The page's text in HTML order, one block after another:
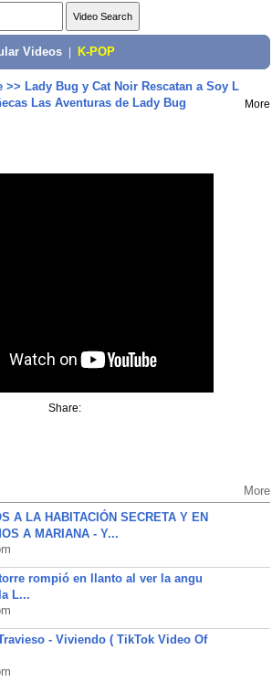
Videos K-POP
>> Lady Bug y Cat Noir Rescatan a Soy L
Las Aventuras de Lady Bug
More
Share:
More
A LA HABITACIÓN SECRETA Y EN
A MARIANA - Y...
rompió en llanto al ver la angu
L...
- Viviendo ( TikTok Video Of